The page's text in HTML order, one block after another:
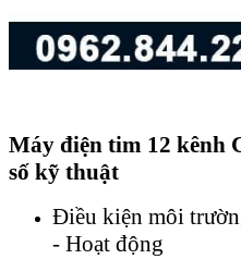
Máy điện tim 12 kênh
số kỹ thuật
Điều kiện môi
- Hoạt động